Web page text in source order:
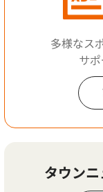
多様なス
サポ
タウン